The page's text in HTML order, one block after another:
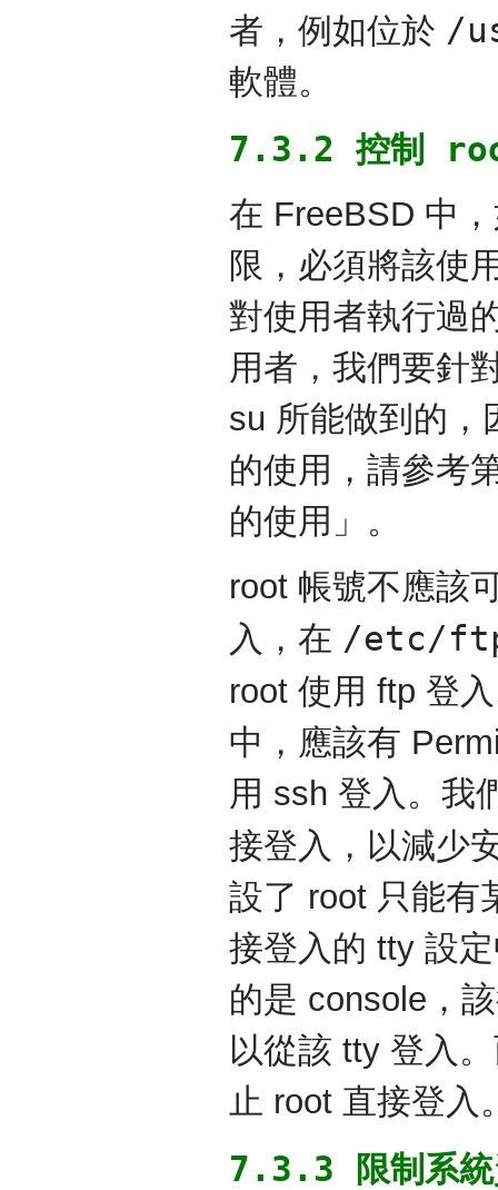
者，例如位於 /
軟體。
7.3.2 控制
在 FreeBSD 中
限，必須將該使
對使用者執行過
用者，我們要針
su 所能做到的，
的使用，請參考
的使用」。
root 帳號不應該
入，在 /etc/
root 使用 ftp 登
中，應該有
用 ssh 登入。我
接登入，以減少
設了 root 只能有
接登入的 tty 設
的是 console，
以從該 tty 登入
止 root 直接登入
7.3.3 限制系統